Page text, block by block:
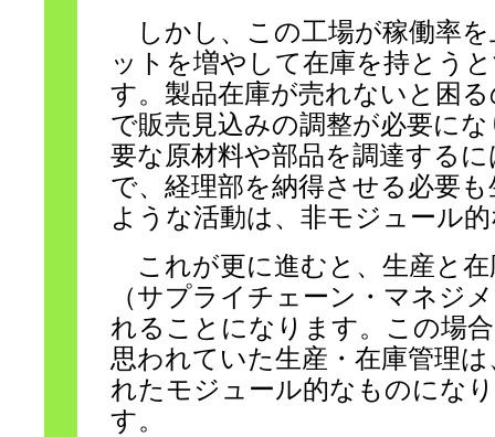
しかし、この工場が稼働率
ットを増やして在庫を持とう
す。製品在庫が売れないと困
で販売見込みの調整が必要に
要な原材料や部品を調達する
で、経理部を納得させる必要
ような活動は、非モジュール
これが更に進むと、生産と在
（サプライチェーン・マネジ
れることになります。この場
思われていた生産・在庫管理
れたモジュール的なものにな
す。